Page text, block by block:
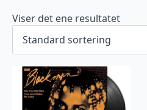
Viser det ene resultatet